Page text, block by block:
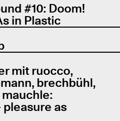
#10: Doom!
in Plastic
mit ruocco,
brechbühl,
as